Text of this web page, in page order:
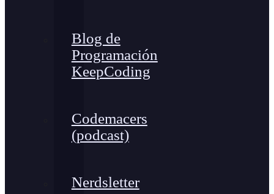
Blog de
Programación
KeepCoding
Codemacers
(podcast)
Nerdsletter